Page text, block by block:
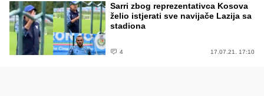
Sarri zbog reprezentativca Kosova
želio istjerati sve navijače Lazija sa
stadiona
4 17.07.21. 17:10